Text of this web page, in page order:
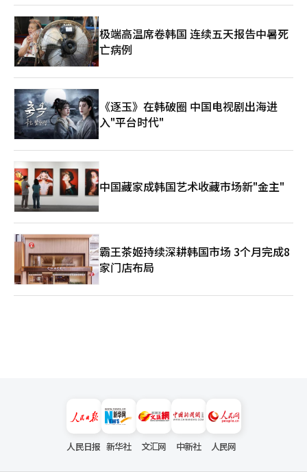
极端高温席卷韩国 连续五天报告中暑死
亡病例
《逐玉》在韩破圈 中国电视剧出海进
入"平台时代"
中国藏家成韩国艺术收藏市场新"金主"
霸王茶姬持续深耕韩国市场 3个月完成8
家门店布局
人民日报 新华社 文汇网 中新社 人民网